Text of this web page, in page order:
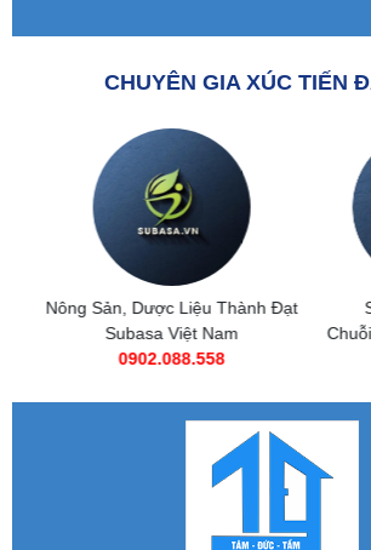
CHUYÊN GIA XÚC TIẾN
Nông Sản, Dược Liệu Thành Đạt
Subasa Việt Nam
0902.088.558
Chuỗi